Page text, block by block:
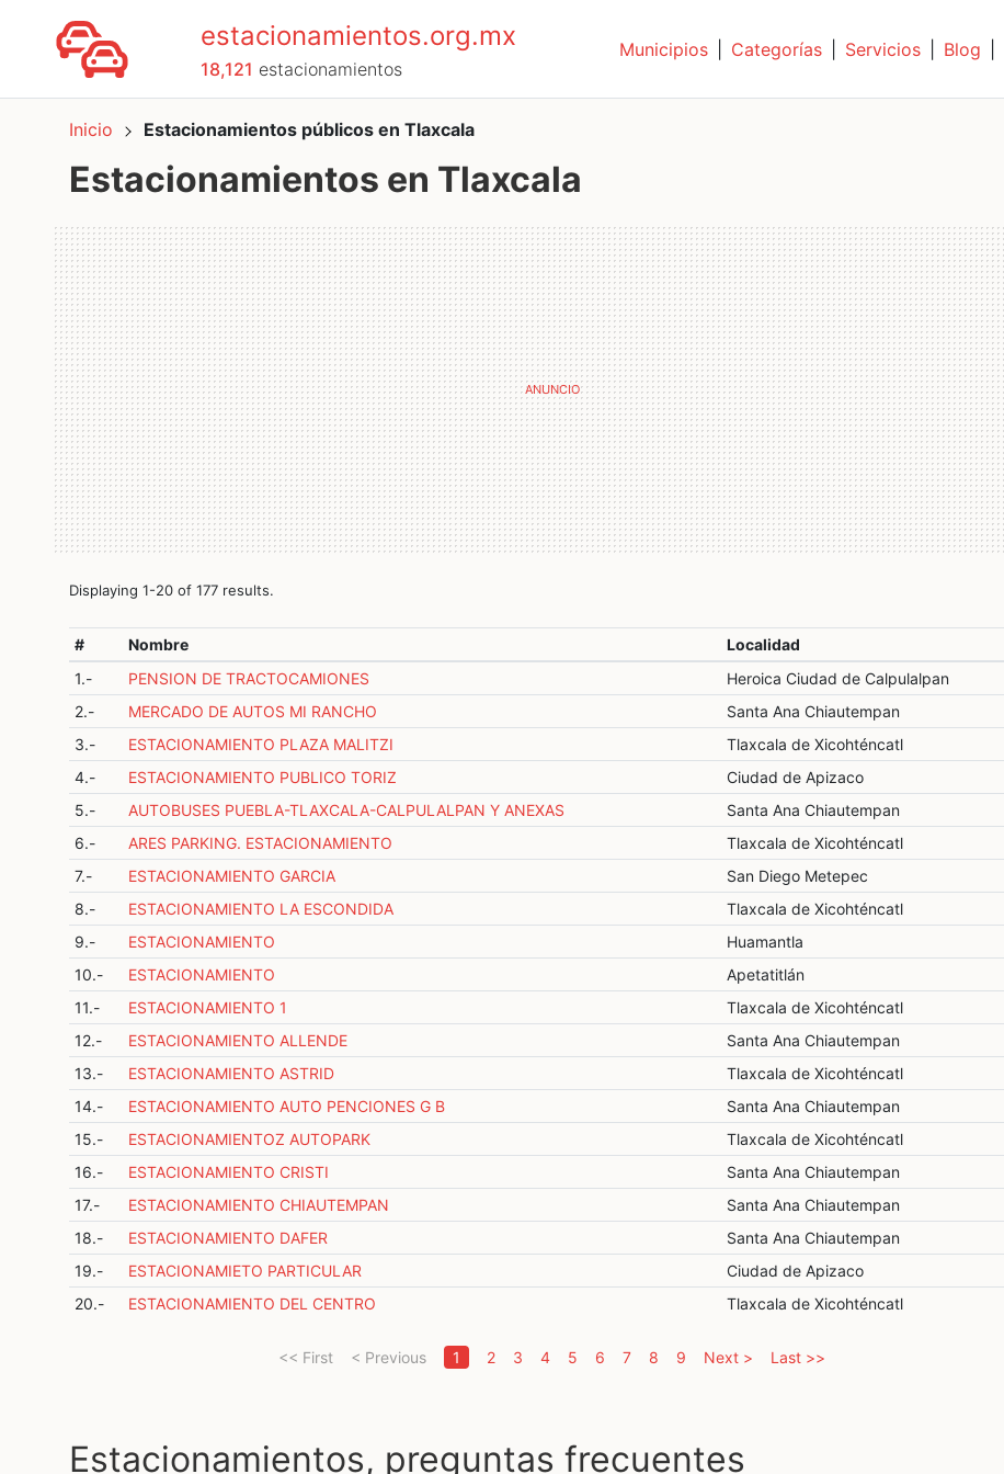
estacionamientos.org.mx
18,121 estacionamientos
Municipios Categorías Servicios Blog
Inicio Estacionamientos públicos en Tlaxcala
Estacionamientos en Tlaxcala
Displaying 1-20 of 177 results.
# Nombre
Localidad
1.-
PENSION DE TRACTOCAMIONES
Heroica Ciudad de Calpulalpan
2.-
MERCADO DE AUTOS MI RANCHO
Santa Ana Chiautempan
3.-
ESTACIONAMIENTO PLAZA MALITZI
Tlaxcala de Xicohténcatl
4.-
ESTACIONAMIENTO PUBLICO TORIZ
Ciudad de Apizaco
5.-
AUTOBUSES PUEBLA-TLAXCALA-CALPULALPAN Y ANEXAS
Santa Ana Chiautempan
6.-
ARES PARKING. ESTACIONAMIENTO
Tlaxcala de Xicohténcatl
7.-
ESTACIONAMIENTO GARCIA
San Diego Metepec
8.-
ESTACIONAMIENTO LA ESCONDIDA
Tlaxcala de Xicohténcatl
9.-
ESTACIONAMIENTO
Huamantla
10.-
ESTACIONAMIENTO
Apetatitlán
11.-
ESTACIONAMIENTO 1
Tlaxcala de Xicohténcatl
12.-
ESTACIONAMIENTO ALLENDE
Santa Ana Chiautempan
13.-
ESTACIONAMIENTO ASTRID
Tlaxcala de Xicohténcatl
14.-
ESTACIONAMIENTO AUTO PENCIONES G B
Santa Ana Chiautempan
15.-
ESTACIONAMIENTOZ AUTOPARK
Tlaxcala de Xicohténcatl
16.-
ESTACIONAMIENTO CRISTI
Santa Ana Chiautempan
17.-
ESTACIONAMIENTO CHIAUTEMPAN
Santa Ana Chiautempan
18.-
ESTACIONAMIENTO DAFER
Santa Ana Chiautempan
19.-
ESTACIONAMIETO PARTICULAR
Ciudad de Apizaco
20.-
ESTACIONAMIENTO DEL CENTRO Tlaxcala de Xicohténcatl
<< First < Previous 1 (current)
2 3 4 5 6 7 8 9 Next > Last >>
Estacionamientos, preguntas frecuentes